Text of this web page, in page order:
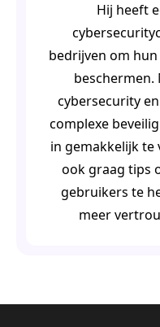
Hij heeft
bedrijven om
cybersecurity
complexe
in gemakkelijk te
ook graag tips
gebruikers te
meer